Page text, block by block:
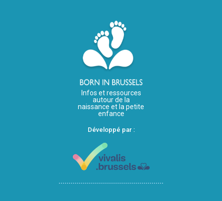
Infos et ressources
autour de la
naissance et la petite
enfance
Développé par :